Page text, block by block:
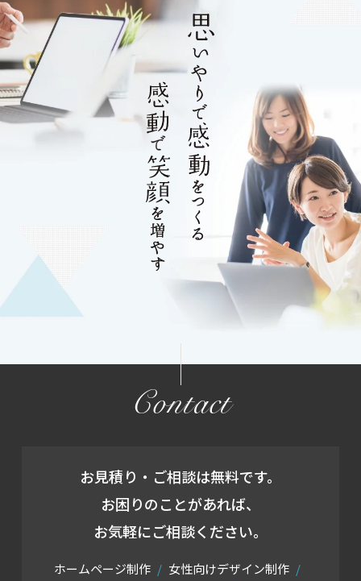
Contact
お見積り・ご相談は無料です。
お困りのことがあれば、
お気軽にご相談ください。
ホームページ制作
女性向けデザイン制作